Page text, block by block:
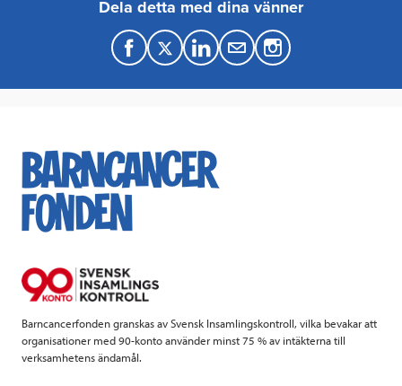
Dela detta med dina vänner
F
a
e
b
k
T
w
t
t
L
i
k
e
M
a
Barncancerfonden granskas av Svensk Insamlingskontroll, vilka bevakar att
organisationer med 90-konto använder minst 75 % av intäkterna till
verksamhetens ändamål.